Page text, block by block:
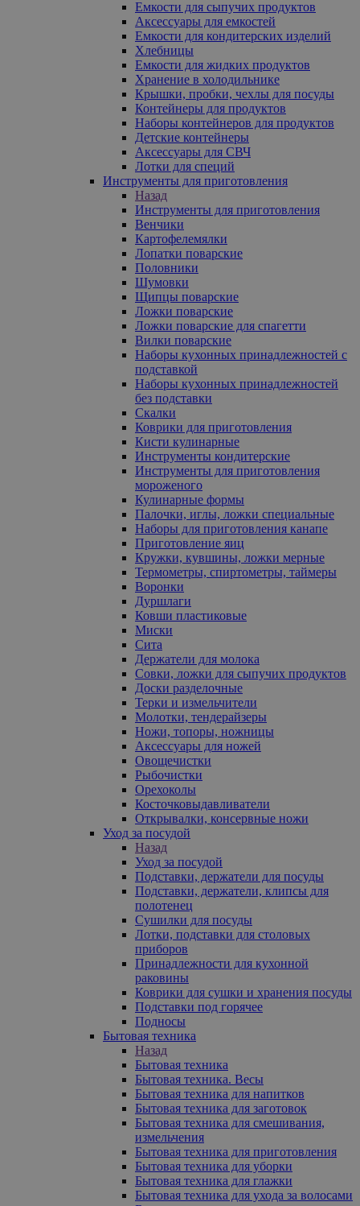
Емкости для сыпучих продуктов
Аксессуары для емкостей
Емкости для кондитерских изделий
Хлебницы
Емкости для жидких продуктов
Хранение в холодильнике
Крышки, пробки, чехлы для посуды
Контейнеры для продуктов
Наборы контейнеров для продуктов
Детские контейнеры
Аксессуары для СВЧ
Лотки для специй
Инструменты для приготовления
Назад
Инструменты для приготовления
Венчики
Картофелемялки
Лопатки поварские
Половники
Шумовки
Щипцы поварские
Ложки поварские
Ложки поварские для спагетти
Вилки поварские
Наборы кухонных принадлежностей с
подставкой
Наборы кухонных принадлежностей
без подставки
Скалки
Коврики для приготовления
Кисти кулинарные
Инструменты кондитерские
Инструменты для приготовления
мороженого
Кулинарные формы
Палочки, иглы, ложки специальные
Наборы для приготовления канапе
Приготовление яиц
Кружки, кувшины, ложки мерные
Термометры, спиртометры, таймеры
Воронки
Дуршлаги
Ковши пластиковые
Миски
Сита
Держатели для молока
Совки, ложки для сыпучих продуктов
Доски разделочные
Терки и измельчители
Молотки, тендерайзеры
Ножи, топоры, ножницы
Аксессуары для ножей
Овощечистки
Рыбочистки
Орехоколы
Косточковыдавливатели
Открывалки, консервные ножи
Уход за посудой
Назад
Уход за посудой
Подставки, держатели для посуды
Подставки, держатели, клипсы для
полотенец
Сушилки для посуды
Лотки, подставки для столовых
приборов
Принадлежности для кухонной
раковины
Коврики для сушки и хранения посуды
Подставки под горячее
Подносы
Бытовая техника
Назад
Бытовая техника
Бытовая техника. Весы
Бытовая техника для напитков
Бытовая техника для заготовок
Бытовая техника для смешивания,
измельчения
Бытовая техника для приготовления
Бытовая техника для уборки
Бытовая техника для глажки
Бытовая техника для ухода за волосами